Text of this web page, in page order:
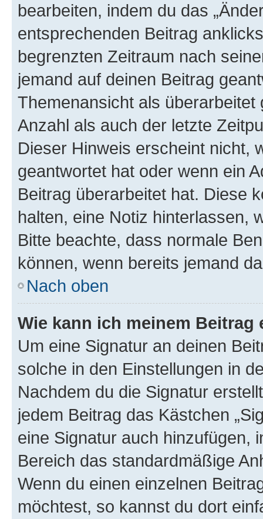
bearbeiten, indem du das
entsprechenden Beitrag
begrenzten Zeitraum nach
jemand auf deinen Beitrag
Themenansicht als
Anzahl als auch der letzte
Dieser Hinweis erscheint nicht,
geantwortet hat oder wenn ein
Beitrag überarbeitet hat. Diese
halten, eine Notiz hinterlassen,
Bitte beachte, dass normale
können, wenn bereits jemand
Nach oben
Wie kann ich meinem
Um eine Signatur an deinen
solche in den Einstellungen in
Nachdem du die Signatur
jedem Beitrag das Kästchen
eine Signatur auch hinzufügen,
Bereich das standardmäßige
Wenn du einen einzelnen
möchtest, so kannst du dort